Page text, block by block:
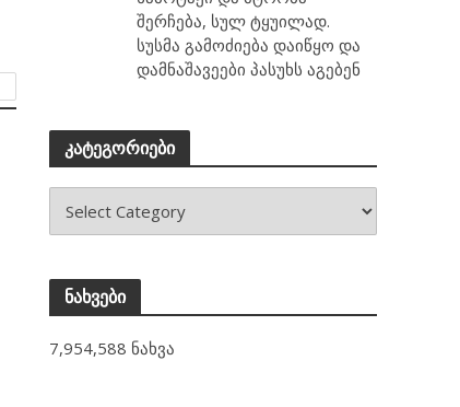
შერჩება, სულ ტყუილად.
სუსმა გამოძიება დაიწყო და
დამნაშავეები პასუხს აგებენ
კატეგორიები
ნახვები
7,954,588 ნახვა